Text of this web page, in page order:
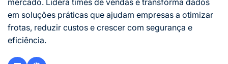
em soluções práticas que ajudam empresas a otimizar
frotas, reduzir custos e crescer com segurança e
eficiência.